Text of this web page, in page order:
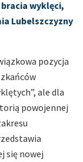
wyklęci,
Lubelszczyzny
pozycja
ale dla
powojennej
się nowej